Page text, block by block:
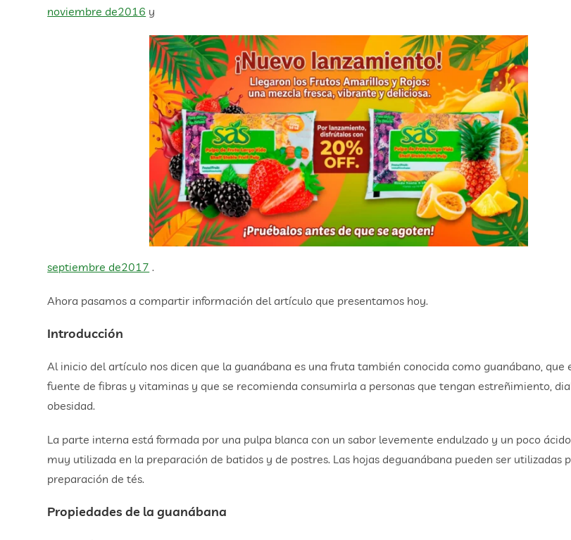
noviembre de2016 y
septiembre de2017 .
Ahora pasamos a compartir información del artículo que presentamos hoy.
Introducción
Al inicio del artículo nos dicen que la guanábana es una fruta también conocida como guanábano, que
fuente de fibras y vitaminas y que se recomienda consumirla a personas que tengan estreñimiento,
obesidad.
La parte interna está formada por una pulpa blanca con un sabor levemente endulzado y un poco
muy utilizada en la preparación de batidos y de postres. Las hojas deguanábana pueden ser utilizadas
preparación de tés.
Propiedades de la guanábana